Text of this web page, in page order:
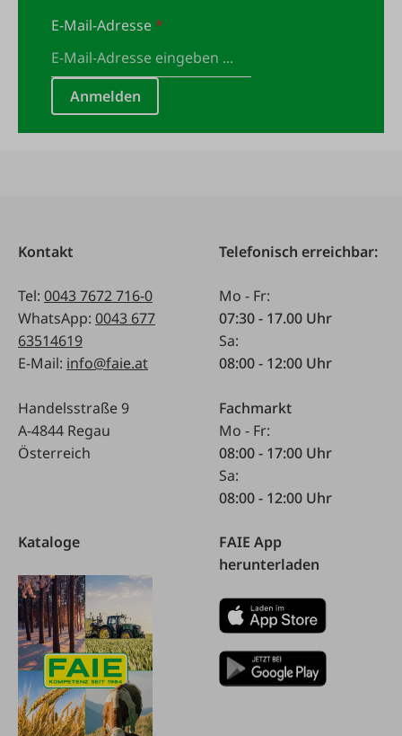
E-Mail-Adresse*
Anmelden
Kontakt
Tel: 0043 7672 716-0
WhatsApp: 0043 677
63514619
E-Mail: info@faie.at
Handelsstraße 9
A-4844 Regau
Österreich
Telefonisch erreichbar:
Mo - Fr:
07:30 - 17.00 Uhr
Sa:
08:00 - 12:00 Uhr
Fachmarkt
Mo - Fr:
08:00 - 17:00 Uhr
Sa:
08:00 - 12:00 Uhr
Kataloge
FAIE App
herunterladen